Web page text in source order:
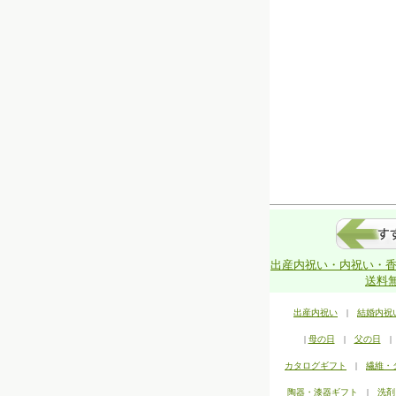
出産内祝い・内祝い・
送料
出産内祝い | 結婚内祝
| 母の日 | 父の日
カタログギフト | 繊維・
陶器・漆器ギフト | 洗